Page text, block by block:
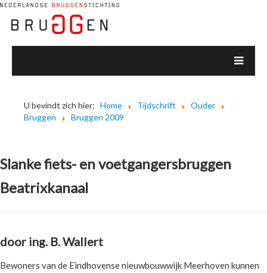
U bevindt zich hier: Home Tijdschrift
Ouder
Bruggen
Bruggen 2009
Slanke fiets- en voetgangersbruggen
Beatrixkanaal
door ing. B. Wallert
Bewoners van de Eindhovense nieuwbouwwijk Meerhoven kunnen